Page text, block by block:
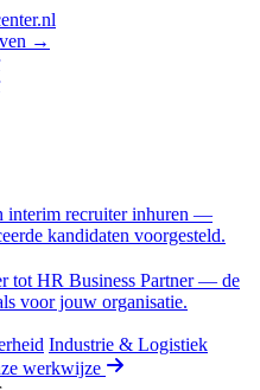
→
interim recruiter inhuren —
kandidaten voorgesteld.
tot HR Business Partner — de
voor jouw organisatie.
Industrie & Logistiek
werkwijze